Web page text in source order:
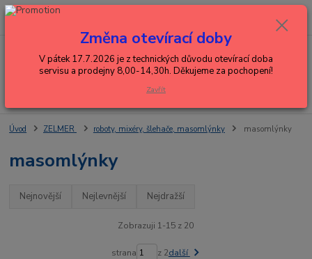
Menu
+420 602 288 130
0,00 Kč
Úvod ZELMER roboty, mixéry, šlehače, masomlýnky masomlýnky
masomlýnky
Nejnovější Nejlevnější Nejdražší
Zobrazuji 1-15 z 20
strana z 2další
Změna otevírací doby
V pátek 17.7.2026 je z technických důvodu otevírací doba
servisu a prodejny 8,00-14,30h. Děkujeme za pochopení!
Zavřít